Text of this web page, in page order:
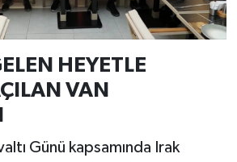
HEYETLE
VAN
Günü kapsamında Irak